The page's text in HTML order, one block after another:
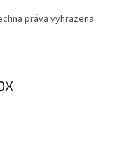
práva vyhrazena.